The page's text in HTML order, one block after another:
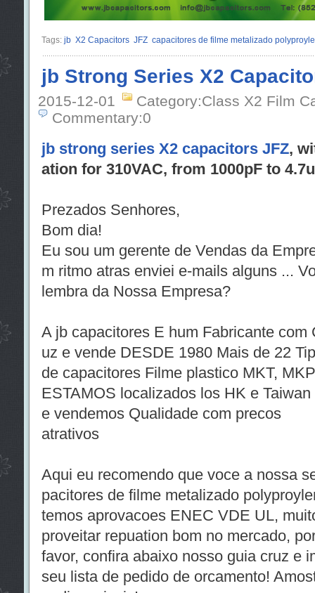
Tags: jb X2 Capacitors JFZ capacitores de filme metalizado
jb Strong Series X2
2015-12-01
Category:Class X2 Film
Commentary:0
jb strong series X2 capacitors JFZ,
ation for 310VAC, from 1000pF to
Prezados Senhores,
Bom dia!
Eu sou um gerente de Vendas da
m ritmo atras enviei e-mails alguns ...
lembra da Nossa Empresa?
A jb capacitores E hum Fabricante com
uz e vende DESDE 1980 Mais de 22
de capacitores Filme plastico MKT,
ESTAMOS localizados los HK e
e vendemos Qualidade com precos
atrativos
Aqui eu recomendo que voce a nossa
pacitores de filme metalizado
temos aprovacoes ENEC VDE UL,
proveitar repuation bom no mercado,
favor, confira abaixo nosso guia cruz e
seu lista de pedido de orcamento!